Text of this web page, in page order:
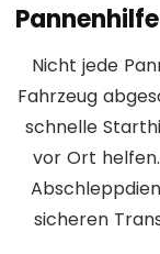
Nicht jede
Fahrzeug
schnelle
vor Ort
sicheren